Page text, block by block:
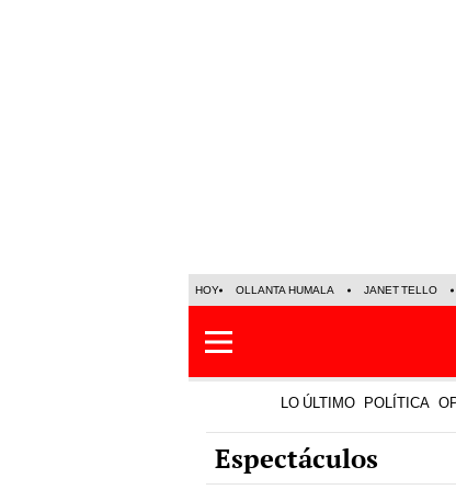
HOY OLLANTA HUMALA JANET TELLO
LO ÚLTIMO POLÍTICA
Espectáculos